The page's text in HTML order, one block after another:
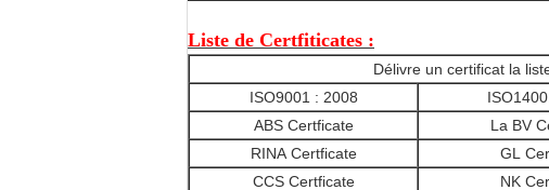
Liste de Certfiticates :
Délivre un certificat la
ISO9001 : 2008
ABS Certficate
La BV
RINA Certficate
GL
CCS Certficate
NK